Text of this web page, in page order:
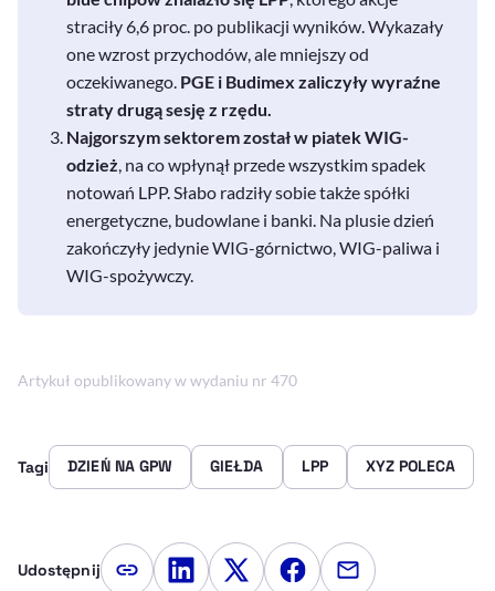
straciły 6,6 proc. po publikacji wyników. Wykazały
one wzrost przychodów, ale mniejszy od
oczekiwanego. PGE i Budimex zaliczyły wyraźne
straty drugą sesję z rzędu.
Najgorszym sektorem został w piatek WIG-
odzież, na co wpłynął przede wszystkim spadek
notowań LPP. Słabo radziły sobie także spółki
energetyczne, budowlane i banki. Na plusie dzień
zakończyły jedynie WIG-górnictwo, WIG-paliwa i
WIG-spożywczy.
Artykuł opublikowany w wydaniu nr 470
Tagi DZIEŃ NA GPW GIEŁDA LPP XYZ POLECA
Udostępnij Kopiuj link artykułu
Udostępnij na LinkedIn
Udostępnij na Twitterze
Udostępnij na
Udostępnij